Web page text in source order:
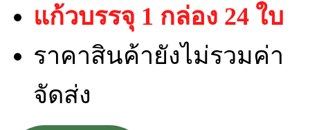
แก้วบรรจุ 1 กล่อง 24 ใบ
ราคาสินค้ายังไม่รวมค่า
จัดส่ง